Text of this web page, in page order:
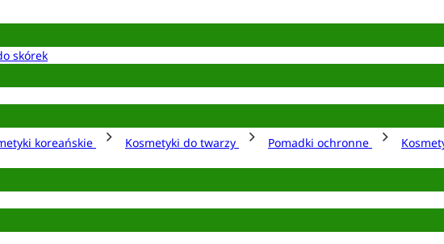
skórek
koreańskie Kosmetyki do twarzy Pomadki ochronne